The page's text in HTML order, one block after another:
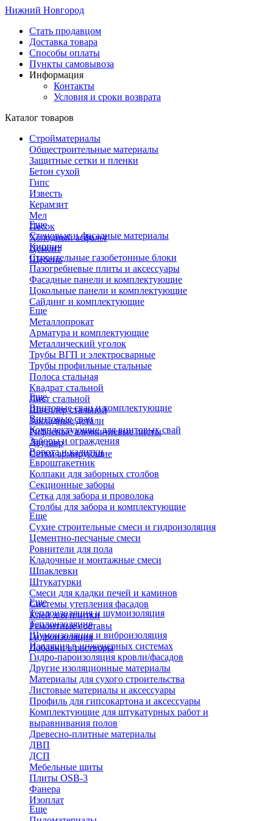
Нижний Новгород
Стать продавцом
Доставка товара
Способы оплаты
Пункты самовывоза
Информация
Контакты
Условия и сроки возврата
Каталог товаров
Стройматериалы
Общестроительные материалы
Защитные сетки и пленки
Бетон сухой
Гипс
Известь
Керамзит
Мел
Песок
Холодный асфальт
Цемент
Щебень
Еще
Стеновые и фасадные материалы
Кирпич
Строительные газобетонные блоки
Пазогребневые плиты и аксессуары
Фасадные панели и комплектующие
Цокольные панели и комплектующие
Сайдинг и комплектующие
Еще
Металлопрокат
Арматура и комплектующие
Металлический уголок
Трубы ВГП и электросварные
Трубы профильные стальные
Полоса стальная
Квадрат стальной
Лист стальной
Швеллер стальной
Закладные детали
Рифленые алюминиевые листы
Двутавр
Сетки армирующие
Еще
Винтовые сваи и комплектующие
Винтовые сваи
Комплектующие для винтовых свай
Заборы и ограждения
Ворота и калитки
Евроштакетник
Колпаки для заборных столбов
Секционные заборы
Сетка для забора и проволока
Столбы для забора и комплектующие
Еще
Сухие строительные смеси и гидроизоляция
Цементно-песчаные смеси
Ровнители для пола
Кладочные и монтажные смеси
Шпаклевки
Штукатурки
Смеси для кладки печей и каминов
Системы утепления фасадов
Клей для плитки
Ремонтные составы
Гидроизоляция
Добавки в растворы
Еще
Теплоизоляция и шумоизоляция
Теплоизоляция
Шумоизоляция и виброизоляция
Изоляция в инженерных системах
Гидро-пароизоляция кровли/фасадов
Другие изоляционные материалы
Материалы для сухого строительства
Листовые материалы и аксессуары
Профиль для гипсокартона и аксессуары
Комплектующие для штукатурных работ и
выравнивания полов
Древесно-плитные материалы
ДВП
ДСП
Мебельные щиты
Плиты OSB-3
Фанера
Изоплат
Еще